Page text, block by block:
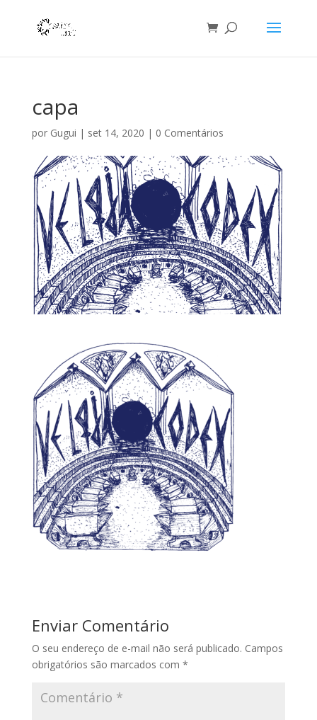
capa
por Gugui | set 14, 2020 | 0 Comentários
Enviar Comentário
O seu endereço de e-mail não será publicado. Campos
obrigatórios são marcados com *